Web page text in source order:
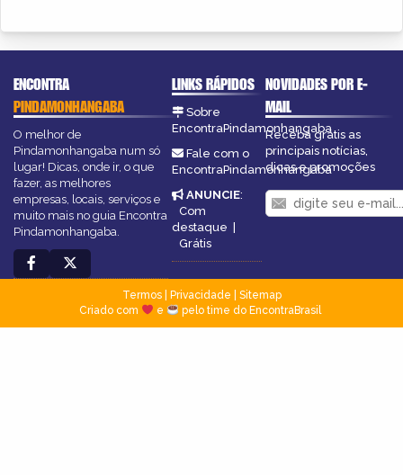
ENCONTRA
PINDAMONHANGABA
O melhor de
Pindamonhangaba num só
lugar! Dicas, onde ir, o que
fazer, as melhores
empresas, locais, serviços e
muito mais no guia Encontra
Pindamonhangaba.
LINKS RÁPIDOS
Sobre
EncontraPindamonhangaba
Fale com o
EncontraPindamonhangaba
ANUNCIE:
Com
destaque
Grátis
NOVIDADES POR E-
MAIL
Receba grátis as
principais notícias,
dicas e promoções
Termos| Privacidade
Sitemap
Criado com
e pelo time do EncontraBrasil